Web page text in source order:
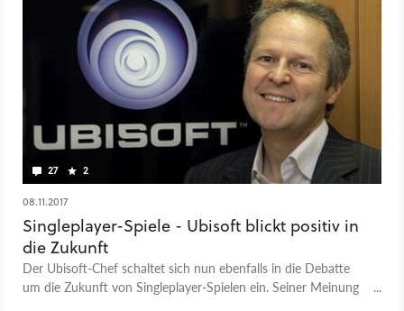
27 2
08.11.2017
Singleplayer-Spiele - Ubisoft blickt positiv in
die Zukunft
Der Ubisoft-Chef schaltet sich nun ebenfalls in die Debatte
um die Zukunft von Singleplayer-Spielen ein. Seiner Meinung